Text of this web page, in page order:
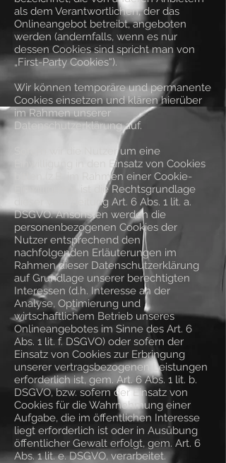
als dem Verantwortlichen, der das
Onlineangebot betreibt, angeboten
werden (andernfalls, wenn es nur
dessen Cookies sind spricht man von
„First-Party Cookies“).
Wir können temporäre und permanente
Cookies einsetzen und klären hierüber
im Rahmen unserer
Datenschutzerklärung auf.
Sofern wir die Nutzer um eine
Einwilligung in den Einsatz von Cookies
bitten (z.B. im Rahmen einer Cookie-
Einwilligung), ist die Rechtsgrundlage
dieser Verarbeitung Art. 6 Abs. 1 lit. a.
DSGVO. Ansonsten werden die
personenbezogenen Cookies der
Nutzer entsprechend den
nachfolgenden Erläuterungen im
Rahmen dieser Datenschutzerklärung
auf Grundlage unserer berechtigten
Interessen (d.h. Interesse an der
Analyse, Optimierung und
wirtschaftlichem Betrieb unseres
Onlineangebotes im Sinne des Art. 6
Abs. 1 lit. f. DSGVO) oder sofern der
Einsatz von Cookies zur Erbringung
unserer vertragsbezogenen Leistungen
erforderlich ist, gem. Art. 6 Abs. 1 lit. b.
DSGVO, bzw. sofern der Einsatz von
Cookies für die Wahrnehmung einer
Aufgabe, die im öffentlichen Interesse
liegt erforderlich ist oder in Ausübung
öffentlicher Gewalt erfolgt, gem. Art. 6
Abs. 1 lit. e. DSGVO, verarbeitet.